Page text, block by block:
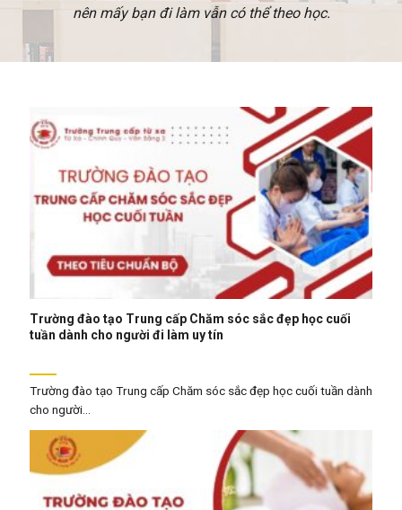
nên mấy bạn đi làm vẫn có thể theo học.
Trường đào tạo Trung cấp Chăm sóc sắc đẹp học cuối
tuần dành cho người đi làm uy tín
Trường đào tạo Trung cấp Chăm sóc sắc đẹp học cuối tuần dành
cho người...